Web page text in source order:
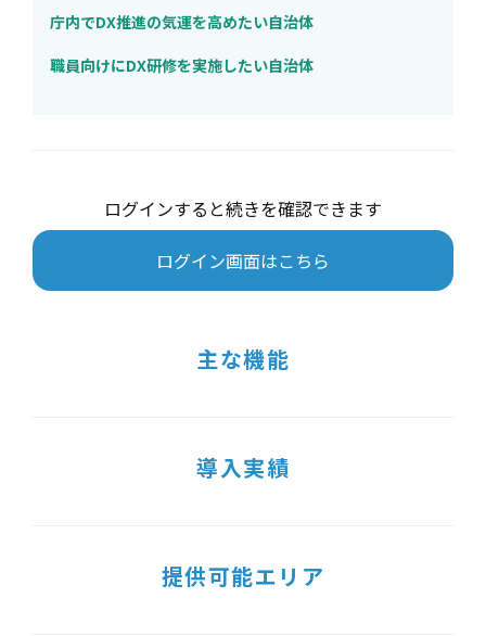
庁内でDX推進の気運を高めたい自治体
職員向けにDX研修を実施したい自治体
ログインすると続きを確認できます
ログイン画面はこちら
主な機能
導入実績
提供可能エリア